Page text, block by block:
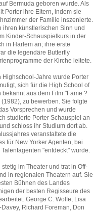
Bermuda geboren wurde. Als
Porter ihre Eltern, indem sie
der Familie inszenierte.
ihren künstlerischen Sinn und
Kinder-Schauspielkurs in der
in Harlem an; ihre erste
die legendäre Butterfly
der Kirche leitete.
Highschool-Jahre wurde Porter
sich für die High School of
bekannt aus dem Film "Fame ?
(1982), zu bewerben. Sie folgte
Vorsprechen und wurde
studierte Porter Schauspiel an
schloss ihr Studium dort ab.
veranstaltete die
für New Yorker Agenten, bei
"entdeckt" wurde.
im Theater und trat in Off-
in regionalen Theatern auf. Sie
Bühnen des Landes
der besten Regisseure des
George C. Wolfe, Lisa
Richard Foreman, Don